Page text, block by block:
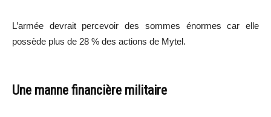
L’armée devrait percevoir des sommes énormes car elle
possède plus de 28 % des actions de Mytel.
Une manne financière militaire